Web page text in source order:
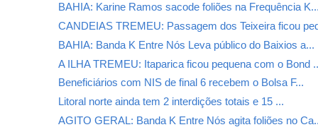
BAHIA: Karine Ramos sacode foliões na Frequência
CANDEIAS TREMEU: Passagem dos Teixeira ficou
BAHIA: Banda K Entre Nós Leva público do Baixios a...
A ILHA TREMEU: Itaparica ficou pequena com o Bond
Beneficiários com NIS de final 6 recebem o Bolsa F...
Litoral norte ainda tem 2 interdições totais e 15 ...
AGITO GERAL: Banda K Entre Nós agita foliões no